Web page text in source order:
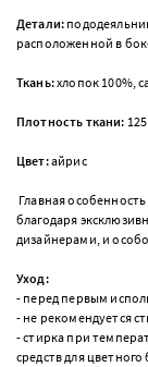
Детали:
расположенной в
Ткань:хлопок 100%,
Плотность ткани:
Цвет:айрис
Главная
благодаря
дизайнерами, и
Уход:
- перед первым
- не рекомендуется
- стирка при
средств для цветного